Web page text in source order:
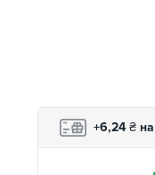
+6,24 ₴